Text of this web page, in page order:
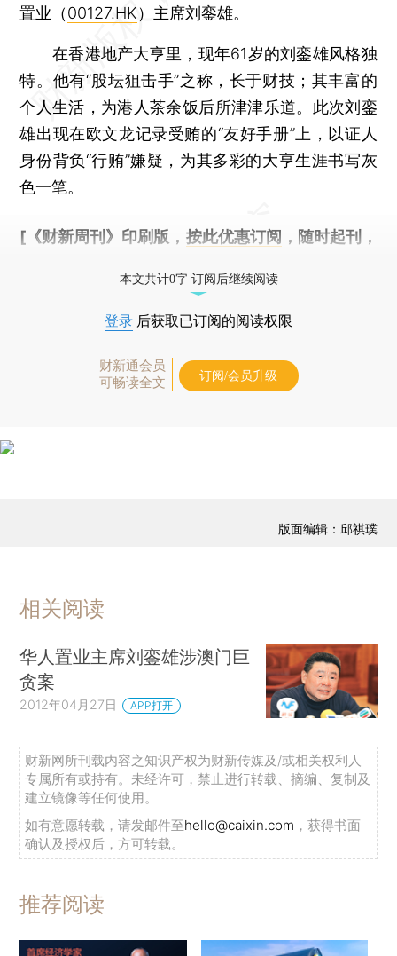
置业（00127.HK）主席刘銮雄。
在香港地产大亨里，现年61岁的刘銮雄风格独
特。他有“股坛狙击手”之称，长于财技；其丰富的
个人生活，为港人茶余饭后所津津乐道。此次刘銮
雄出现在欧文龙记录受贿的“友好手册”上，以证人
身份背负“行贿”嫌疑，为其多彩的大亨生涯书写灰
色一笔。
[《财新周刊》印刷版， 按此优惠订阅 ，随时起刊，
本文共计0字 订阅后继续阅读
登录 后获取已订阅的阅读权限
财新通会员
可畅读全文
订阅/会员升级
版面编辑：邱祺璞
相关阅读
华人置业主席刘銮雄涉澳门巨
贪案
2012年04月27日 APP打开
财新网所刊载内容之知识产权为财新传媒及/或相关权利人
专属所有或持有。未经许可，禁止进行转载、摘编、复制及
建立镜像等任何使用。
如有意愿转载，请发邮件至hello@caixin.com ，获得书面
确认及授权后，方可转载。
推荐阅读